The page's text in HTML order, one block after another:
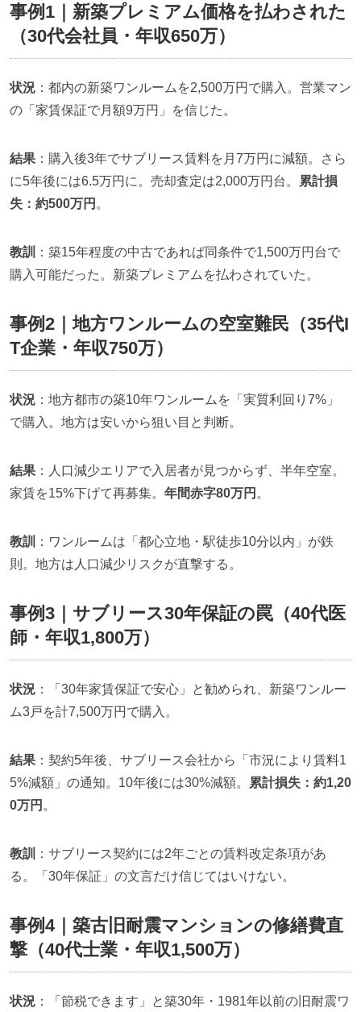
事例1｜新築プレミアム価格を払わされた
（30代会社員・年収650万）
状況 ：都内の新築ワンルームを2,500万円で購入。営業マン
の「家賃保証で月額9万円」を信じた。
結果 ：購入後3年でサブリース賃料を月7万円に減額。さら
に5年後には6.5万円に。売却査定は2,000万円台。
累計損
失：約500万円 。
教訓
：築15年程度の中古であれば同条件で1,500万円台で
購入可能だった。新築プレミアムを払わされていた。
事例2｜地方ワンルームの空室難民（35代I
T企業・年収750万）
状況 ：地方都市の築10年ワンルームを「実質利回り7%」
で購入。地方は安いから狙い目と判断。
結果 ：人口減少エリアで入居者が見つからず、半年空室。
家賃を15%下げて再募集。 年間赤字80万円 。
教訓
：ワンルームは「都心立地・駅徒歩10分以内」が鉄
則。地方は人口減少リスクが直撃する。
事例3｜サブリース30年保証の罠（40代医
師・年収1,800万）
状況 ：「30年家賃保証で安心」と勧められ、新築ワンルー
ム3戸を計7,500万円で購入。
結果 ：契約5年後、サブリース会社から「市況により賃料1
5%減額」の通知。10年後には30%減額。
累計損失：約1,20
0万円 。
教訓
：サブリース契約には2年ごとの賃料改定条項があ
る。「30年保証」の文言だけ信じてはいけない。
事例4｜築古旧耐震マンションの修繕費直
撃（40代士業・年収1,500万）
状況 ：「節税できます」と築30年・1981年以前の旧耐震ワ